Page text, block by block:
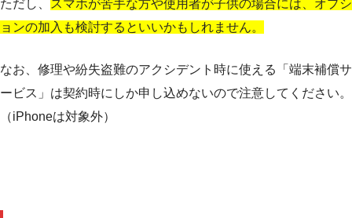
ただし、
スマホが苦手な方や使用者が子供の場合には、オプシ
ョンの加入も検討するといいかもしれません。
なお、修理や紛失盗難のアクシデント時に使える「端末補償サ
ービス」は契約時にしか申し込めないので注意してください。
（iPhoneは対象外）